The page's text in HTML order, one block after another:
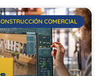
COMERCIAL